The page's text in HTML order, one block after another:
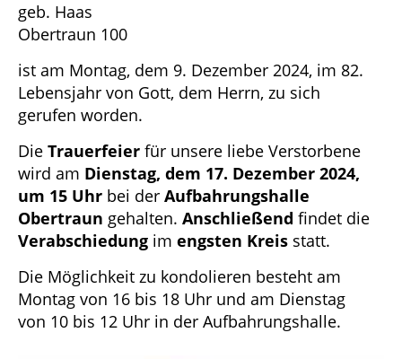
geb. Haas
Obertraun 100
ist am Montag, dem 9. Dezember 2024, im 82.
Lebensjahr von Gott, dem Herrn, zu sich
gerufen worden.
Die Trauerfeier für unsere liebe Verstorbene
wird am Dienstag, dem 17. Dezember 2024,
um 15 Uhr bei der Aufbahrungshalle
Obertraun gehalten. Anschließend findet die
Verabschiedung im engsten Kreis statt.
Die Möglichkeit zu kondolieren besteht am
Montag von 16 bis 18 Uhr und am Dienstag
von 10 bis 12 Uhr in der Aufbahrungshalle.